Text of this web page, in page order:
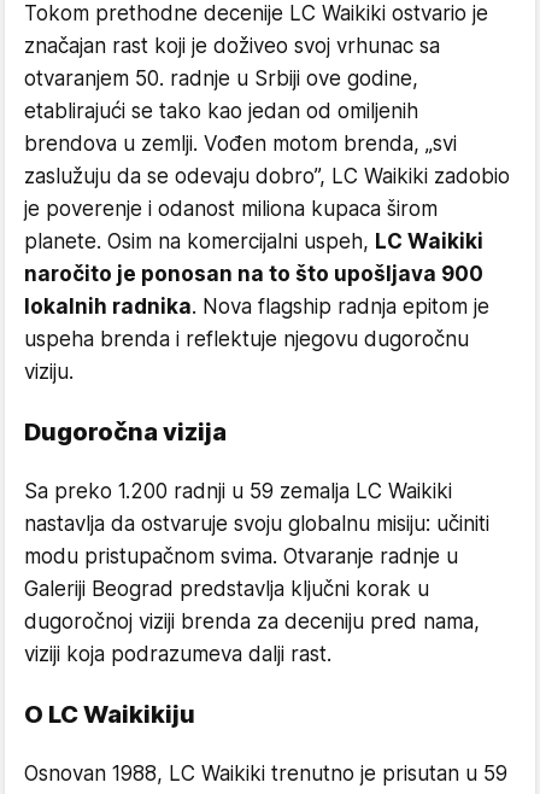
Tokom prethodne decenije LC Waikiki ostvario je
značajan rast koji je doživeo svoj vrhunac sa
otvaranjem 50. radnje u Srbiji ove godine,
etablirajući se tako kao jedan od omiljenih
brendova u zemlji. Vođen motom brenda, „svi
zaslužuju da se odevaju dobro”, LC Waikiki zadobio
je poverenje i odanost miliona kupaca širom
planete. Osim na komercijalni uspeh, LC Waikiki
naročito je ponosan na to što upošljava 900
lokalnih radnika. Nova flagship radnja epitom je
uspeha brenda i reflektuje njegovu dugoročnu
viziju.
Dugoročna vizija
Sa preko 1.200 radnji u 59 zemalja LC Waikiki
nastavlja da ostvaruje svoju globalnu misiju: učiniti
modu pristupačnom svima. Otvaranje radnje u
Galeriji Beograd predstavlja ključni korak u
dugoročnoj viziji brenda za deceniju pred nama,
viziji koja podrazumeva dalji rast.
O LC Waikikiju
Osnovan 1988, LC Waikiki trenutno je prisutan u 59